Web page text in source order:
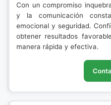
Con un compromiso
y la comunicación
emocional y seguridad.
obtener resultados
manera rápida y efectiva.